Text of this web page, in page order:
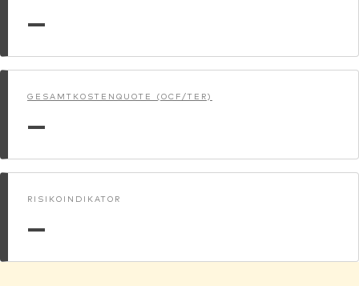
—
GESAMTKOSTENQUOTE (OCF/TER)
—
RISIKOINDIKATOR
—